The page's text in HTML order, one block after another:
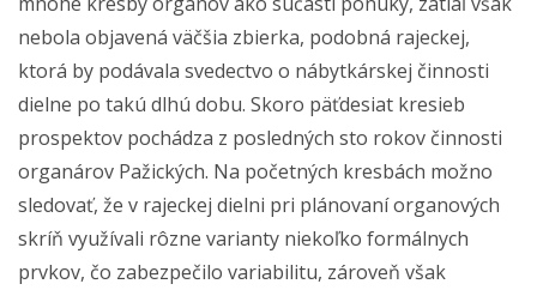
nebola objavená väčšia zbierka, podobná rajeckej,
ktorá by podávala svedectvo o nábytkárskej činnosti
dielne po takú dlhú dobu. Skoro päťdesiat kresieb
prospektov pochádza z posledných sto rokov činnosti
organárov Pažických. Na početných kresbách možno
sledovať, že v rajeckej dielni pri plánovaní organových
skríň využívali rôzne varianty niekoľko formálnych
prvkov, čo zabezpečilo variabilitu, zároveň však